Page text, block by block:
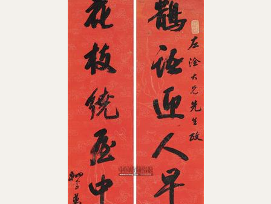
字体下载
免费字体 中文字体
Ai矢量
P图宝 南无阿弥陀佛
捐赠 繁體版